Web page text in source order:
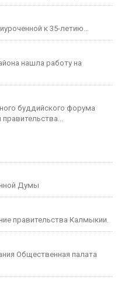
кредитах на их имя в
конкурса «Теегин айс»
ДТП и восемь пожаров
борьбу с
погиб водитель
о том, что в
Героя России